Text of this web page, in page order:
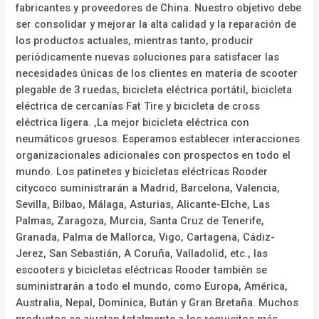
fabricantes y proveedores de China. Nuestro objetivo debe
ser consolidar y mejorar la alta calidad y la reparación de
los productos actuales, mientras tanto, producir
periódicamente nuevas soluciones para satisfacer las
necesidades únicas de los clientes en materia de scooter
plegable de 3 ruedas, bicicleta eléctrica portátil, bicicleta
eléctrica de cercanías Fat Tire y bicicleta de cross
eléctrica ligera. ,La mejor bicicleta eléctrica con
neumáticos gruesos. Esperamos establecer interacciones
organizacionales adicionales con prospectos en todo el
mundo. Los patinetes y bicicletas eléctricas Rooder
citycoco suministrarán a Madrid, Barcelona, Valencia,
Sevilla, Bilbao, Málaga, Asturias, Alicante-Elche, Las
Palmas, Zaragoza, Murcia, Santa Cruz de Tenerife,
Granada, Palma de Mallorca, Vigo, Cartagena, Cádiz-
Jerez, San Sebastián, A Coruña, Valladolid, etc., las
escooters y bicicletas eléctricas Rooder también se
suministrarán a todo el mundo, como Europa, América,
Australia, Nepal, Dominica, Bután y Gran Bretaña. Muchos